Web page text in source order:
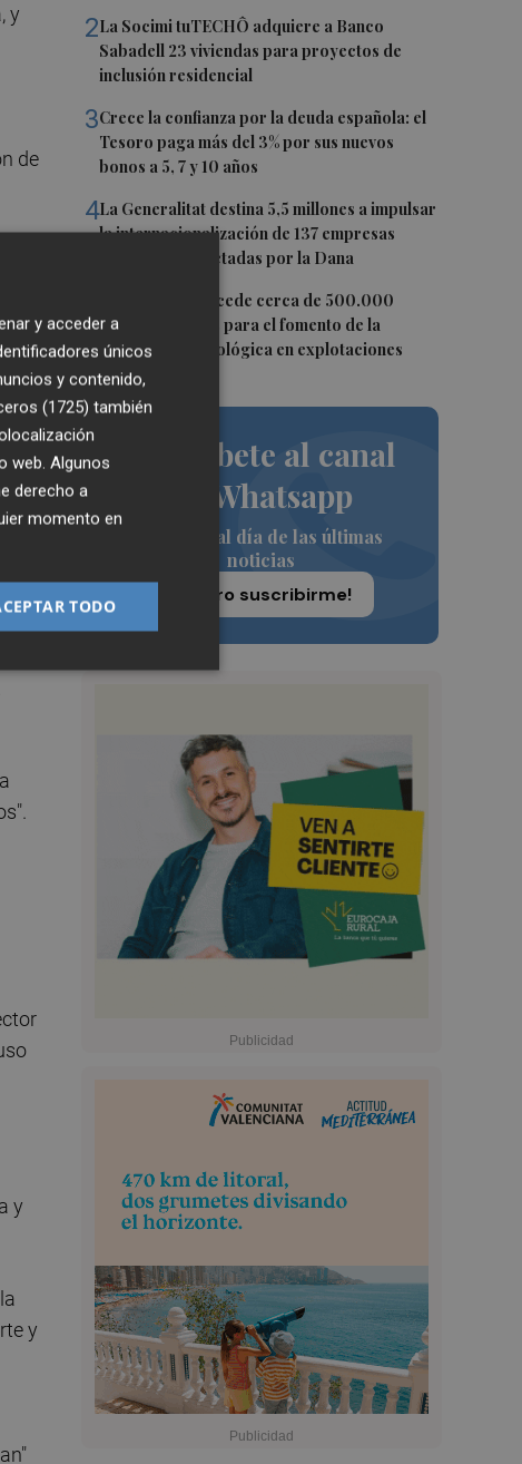
2La Socimi tuTECHÔ adquiere a Banco
Sabadell 23 viviendas para proyectos de
inclusión residencial
3Crece la confianza por la deuda española: el
Tesoro paga más del 3% por sus nuevos
bonos a 5, 7 y 10 años
4La Generalitat destina 5,5 millones a impulsar
la internacionalización de 137 empresas
valencianas afectadas por la Dana
Agricultura concede cerca de 500.000
euros en ayudas para el fomento de la
innovación tecnológica en explotaciones
Suscríbete al canal
de Whatsapp
Siempre al día de las últimas
noticias
¡Quiero suscribirme!
y
de
en
y
y
y acceder a
únicos
y contenido,
(1725) también
web. Algunos
derecho a
momento en
TODO